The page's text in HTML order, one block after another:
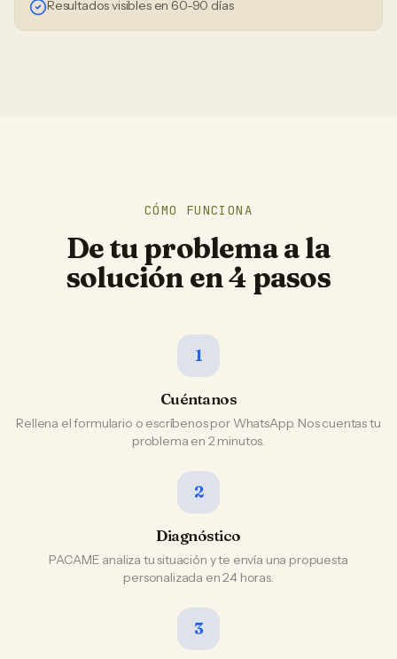
Resultados visibles en 60-90 días
CÓMO FUNCIONA
De tu problema a la
solución en 4 pasos
1
Cuéntanos
Rellena el formulario o escríbenos por WhatsApp. Nos cuentas tu
problema en 2 minutos.
2
Diagnóstico
PACAME analiza tu situación y te envía una propuesta
personalizada en 24 horas.
3